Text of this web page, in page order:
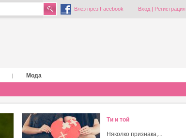
Влез през Facebook Вход| Регистрация
|
Мода
Ти и той
Няколко признака,...